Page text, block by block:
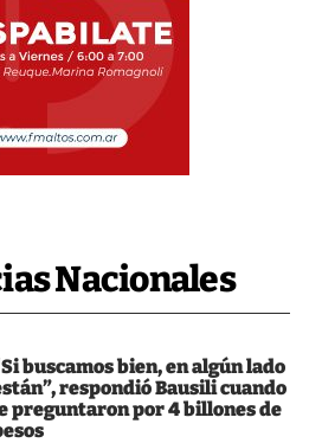
Nacionales
buscamos bien, en algún lado
respondió Bausili cuando
preguntaron por 4 billones de